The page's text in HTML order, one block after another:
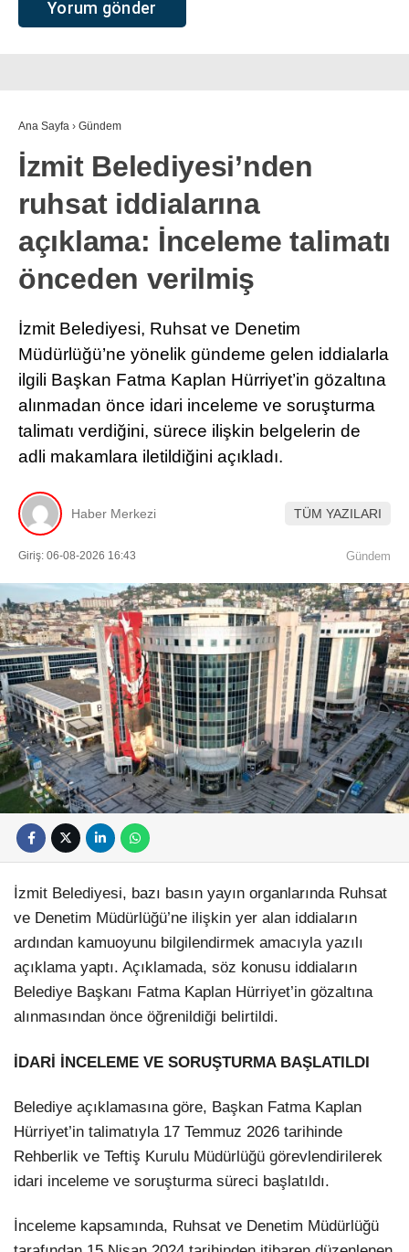
Ana Sayfa › Gündem
İzmit Belediyesi’nden
ruhsat iddialarına
açıklama: İnceleme talimatı
önceden verilmiş
İzmit Belediyesi, Ruhsat ve Denetim
Müdürlüğü’ne yönelik gündeme gelen iddialarla
ilgili Başkan Fatma Kaplan Hürriyet’in gözaltına
alınmadan önce idari inceleme ve soruşturma
talimatı verdiğini, sürece ilişkin belgelerin de
adli makamlara iletildiğini açıkladı.
Haber Merkezi TÜM YAZILARI
Giriş: 06-08-2026 16:43 Gündem
İzmit Belediyesi, bazı basın yayın organlarında Ruhsat
ve Denetim Müdürlüğü’ne ilişkin yer alan iddiaların
ardından kamuoyunu bilgilendirmek amacıyla yazılı
açıklama yaptı. Açıklamada, söz konusu iddiaların
Belediye Başkanı Fatma Kaplan Hürriyet’in gözaltına
alınmasından önce öğrenildiği belirtildi.
İDARİ İNCELEME VE SORUŞTURMA BAŞLATILDI
Belediye açıklamasına göre, Başkan Fatma Kaplan
Hürriyet’in talimatıyla 17 Temmuz 2026 tarihinde
Rehberlik ve Teftiş Kurulu Müdürlüğü görevlendirilerek
idari inceleme ve soruşturma süreci başlatıldı.
İnceleme kapsamında, Ruhsat ve Denetim Müdürlüğü